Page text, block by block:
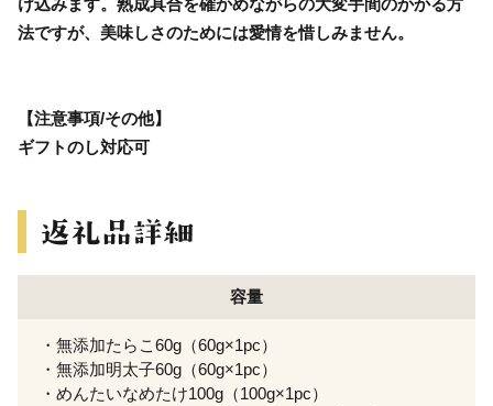
法ですが、美味しさのためには愛情を惜しみません。
【注意事項/その他】
ギフトのし対応可
容量
・無添加たらこ60g（60g×1pc）
・無添加明太子60g（60g×1pc）
・めんたいなめたけ100g（100g×1pc）